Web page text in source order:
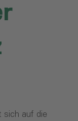
sich auf die